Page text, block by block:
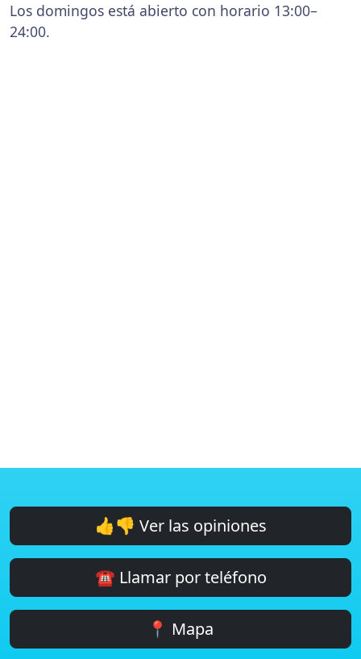
Los domingos está abierto con horario 13:00–
24:00.
👍👎 Ver las opiniones
☎️ Llamar por teléfono
📍 Mapa